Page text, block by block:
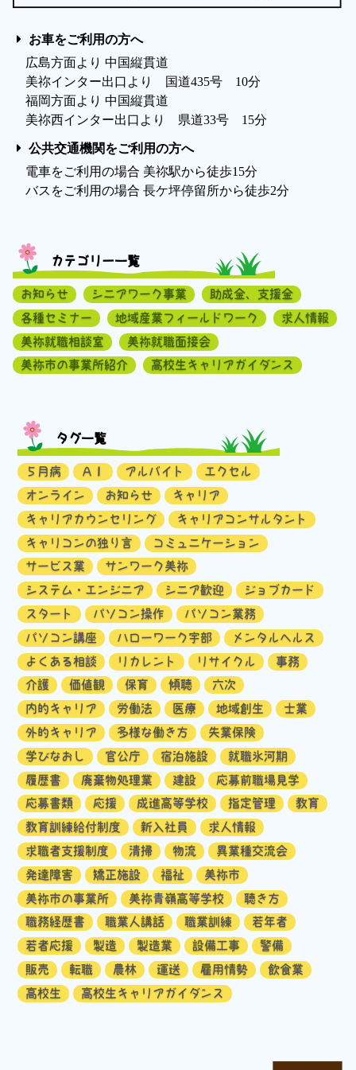
お車をご利用の方へ
広島方面より 中国縦貫道
美祢インター出口より 国道435号 10分
福岡方面より 中国縦貫道
美祢西インター出口より 県道33号 15分
公共交通機関をご利用の方へ
電車をご利用の場合 美祢駅から徒歩15分
バスをご利用の場合 長ケ坪停留所から徒歩2分
カテゴリー一覧
お知らせ シニアワーク事業
助成金、支援金
各種セミナー
地域産業フィールドワーク
求人情報
美祢就職相談室
美祢就職面接会
美祢市の事業所紹介
高校生キャリアガイダンス
タグ一覧
５月病 ＡＩ アルバイト
エクセル
オンライン
お知らせ
キャリア
キャリアカウンセリング
キャリアコンサルタント
キャリコンの独り言
コミュニケーション
サービス業
サンワーク美祢
システム・エンジニア
シニア歓迎
ジョブカード
スタート
パソコン操作
パソコン業務
パソコン講座
ハローワーク宇部
メンタルヘルス
よくある相談
リカレント リサイクル
事務
介護
価値観 保育 傾聴
六次
内的キャリア
労働法 医療 地域創生
士業
外的キャリア
多様な働き方
失業保険
学びなおし
官公庁 宿泊施設
就職氷河期
履歴書
廃棄物処理業 建設
応募前職場見学
応募書類
応援 成進高等学校 指定管理
教育
教育訓練給付制度
新入社員
求人情報
求職者支援制度
清掃 物流
異業種交流会
発達障害
矯正施設 福祉
美祢市
美祢市の事業所
美祢青嶺高等学校
聴き方
職務経歴書
職業人講話 職業訓練
若年者
若者応援
製造 製造業 設備工事
警備
販売
転職 農林 運送 雇用情勢
飲食業
高校生
高校生キャリアガイダンス